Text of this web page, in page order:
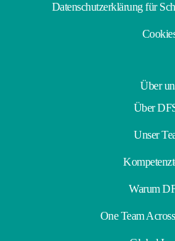
Datenschutzerklärung für
Über
Über
Unser
Warum
One Team